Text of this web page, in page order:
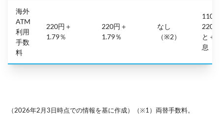
海外
ATM
利用
手数
料
220円＋
1.79％
220円＋
1.79％
なし
（※2）
110
220
と＋
息
（2026年2月3日時点での情報を基に作成）（※1）両替手数料。